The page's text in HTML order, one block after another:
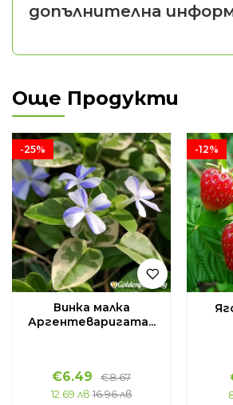
допълнителна
Още Продукти
-25%
Винка малка
Аргентеваригата...
€6.49 €8.67
12.69 лв 16.96 лв
-12%